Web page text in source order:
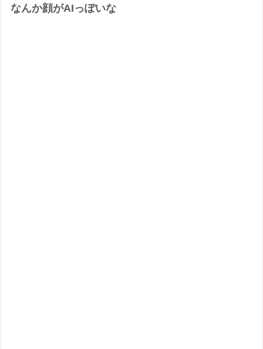
なんか顔がAIっぽいな